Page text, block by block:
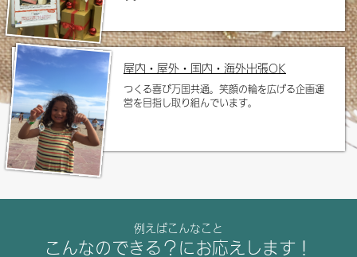
屋内・屋外・国内・海外出張OK
つくる喜び万国共通。笑顔の輪を広げる企画運
営を目指し取り組んでいます。
例えばこんなこと
こんなのできる？にお応えします！